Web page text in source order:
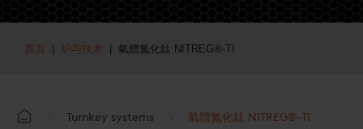
首页 炉与技术 | 氣體氮化鈦 NITREG®-TI
Turnkey systems 氣體氮化鈦 NITREG®-TI